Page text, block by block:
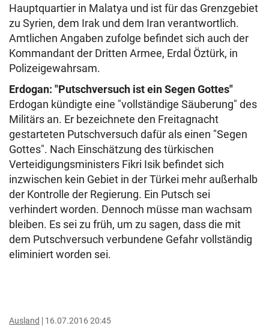
Hauptquartier in Malatya und ist für das Grenzgebiet
zu Syrien, dem Irak und dem Iran verantwortlich.
Amtlichen Angaben zufolge befindet sich auch der
Kommandant der Dritten Armee, Erdal Öztürk, in
Polizeigewahrsam.
Erdogan: "Putschversuch ist ein Segen Gottes"
Erdogan kündigte eine "vollständige Säuberung" des
Militärs an. Er bezeichnete den Freitagnacht
gestarteten Putschversuch dafür als einen "Segen
Gottes". Nach Einschätzung des türkischen
Verteidigungsministers Fikri Isik befindet sich
inzwischen kein Gebiet in der Türkei mehr außerhalb
der Kontrolle der Regierung. Ein Putsch sei
verhindert worden. Dennoch müsse man wachsam
bleiben. Es sei zu früh, um zu sagen, dass die mit
dem Putschversuch verbundene Gefahr vollständig
eliminiert worden sei.
Ausland 16.07.2016 20:45